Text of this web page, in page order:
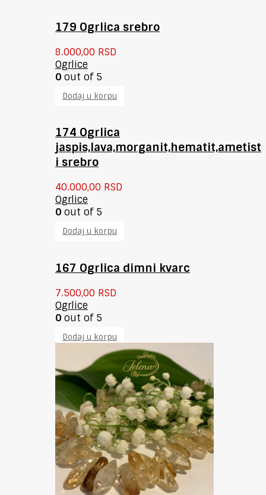
179 Ogrlica srebro
8.000,00 RSD
Ogrlice
0 out of 5
Dodaj u korpu
174 Ogrlica
jaspis,lava,morganit,hematit,ametist
i srebro
40.000,00 RSD
Ogrlice
0 out of 5
Dodaj u korpu
167 Ogrlica dimni kvarc
7.500,00 RSD
Ogrlice
0 out of 5
Dodaj u korpu